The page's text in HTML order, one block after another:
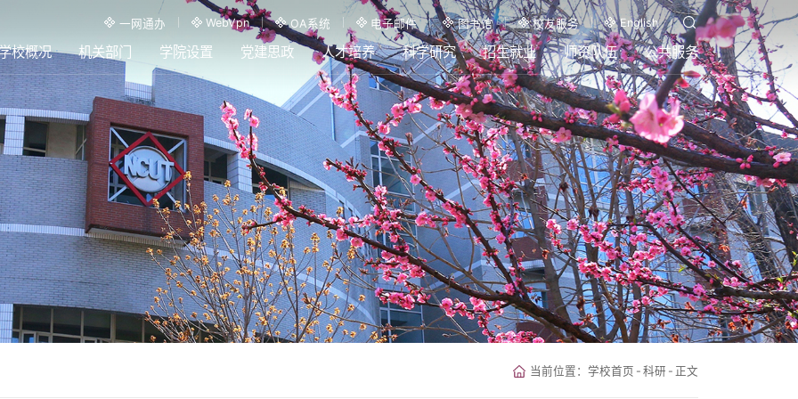
一网通办 WebVpn OA系统 电子邮件 图书馆 校友服务 English
校概况 机关部门 学院设置 党建思政 人才培养 科学研究 招生就业 师资队伍 公共服务
当前位置： 学校首页 - 科研 - 正文